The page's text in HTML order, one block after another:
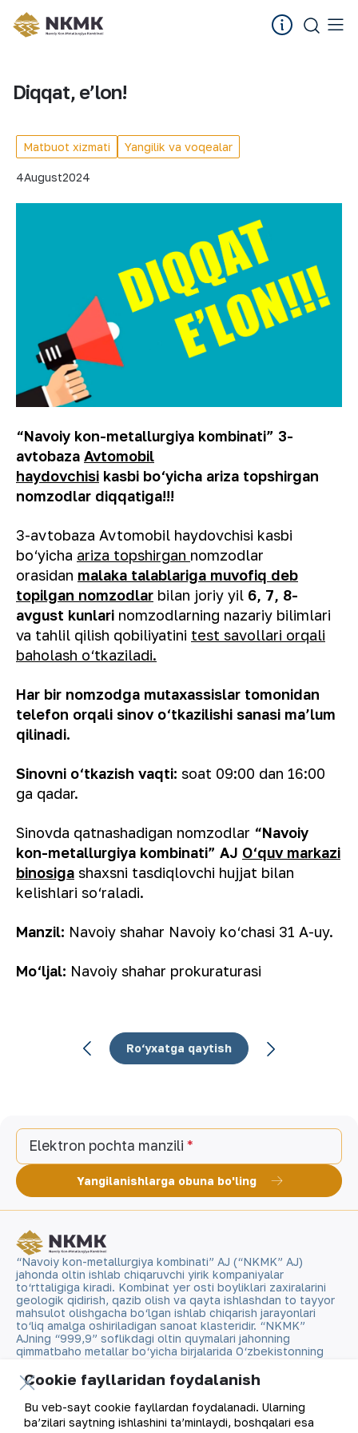
Diqqat, eʼlon!
Matbuot xizmati Yangilik va voqealar
4August2024
“Navoiy kon-metallurgiya kombinati” 3-
avtobaza Avtomobil
haydovchisi kasbi bo‘yicha ariza topshirgan
nomzodlar diqqatiga!!!
3-avtobaza Avtomobil haydovchisi kasbi
bo‘yicha ariza topshirgan nomzodlar
orasidan malaka talablariga muvofiq deb
topilgan nomzodlar bilan joriy yil 6, 7, 8-
avgust kunlari nomzodlarning nazariy bilimlari
va tahlil qilish qobiliyatini test savollari orqali
baholash o‘tkaziladi.
Har bir nomzodga mutaxassislar tomonidan
telefon orqali sinov o‘tkazilishi sanasi ma’lum
qilinadi.
Sinovni o‘tkazish vaqti: soat 09:00 dan 16:00
ga qadar.
Sinovda qatnashadigan nomzodlar “Navoiy
kon-metallurgiya kombinati” AJ O‘quv markazi
binosiga shaxsni tasdiqlovchi hujjat bilan
kelishlari so‘raladi.
Manzil: Navoiy shahar Navoiy ko‘chasi 31 A-uy.
Mo‘ljal: Navoiy shahar prokuraturasi
Ro‘yxatga qaytish
Elektron pochta manzili
Yangilanishlarga obuna bo'ling
“Navoiy kon-metallurgiya kombinati” AJ (“NKMK” AJ)
jahonda oltin ishlab chiqaruvchi yirik kompaniyalar
to‘rttaligiga kiradi. Kombinat yer osti boyliklari zaxiralarini
geologik qidirish, qazib olish va qayta ishlashdan to tayyor
mahsulot olishgacha bo‘lgan ishlab chiqarish jarayonlari
to‘liq amalga oshiriladigan sanoat klasteridir. “NKMK”
AJning “999,9” soflikdagi oltin quymalari jahonning
qimmatbaho metallar bo‘yicha birjalarida O‘zbekistonning
Cookie fayllaridan foydalanish
Bu veb-sayt cookie fayllardan foydalanadi. Ularning
ba’zilari saytning ishlashini ta’minlaydi, boshqalari esa